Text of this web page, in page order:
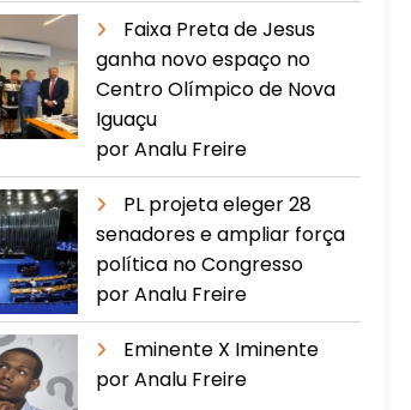
Faixa Preta de Jesus
ganha novo espaço no
Centro Olímpico de Nova
Iguaçu
por Analu Freire
PL projeta eleger 28
senadores e ampliar força
política no Congresso
por Analu Freire
Eminente X Iminente
por Analu Freire